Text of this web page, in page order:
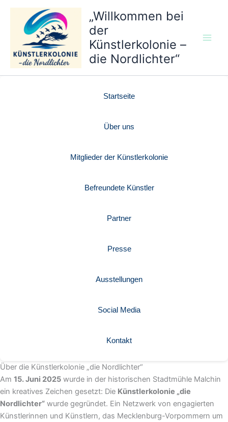
Zum
springen
„Willkommen bei
der
Künstlerkolonie –
die Nordlichter“
Startseite
Über uns
Mitglieder der Künstlerkolonie
Befreundete Künstler
Partner
Presse
Ausstellungen
Social Media
Kontakt
Über die Künstlerkolonie „die Nordlichter“
Am 15. Juni 2025 wurde in der historischen Stadtmühle Malchin
ein kreatives Zeichen gesetzt: Die Künstlerkolonie „die
Nordlichter“ wurde gegründet. Ein Netzwerk von engagierten
Künstlerinnen und Künstlern, das Mecklenburg-Vorpommern um